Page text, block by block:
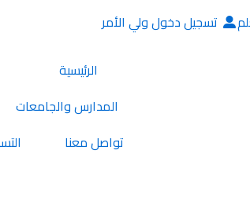
تسجيل دخول ولي الأمر
الرئيسية
المدارس والجامعات
تواصل معنا